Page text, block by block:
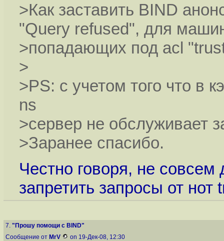
>Как заставить BIND
"Query refused", для
>попадающих под acl
>
>PS: с учетом того что в
ns
>сервер не обслуживает
>Заранее спасибо.
Честно говоря, не
запретить запросы от нот
7. "Прошу помощи с BIND"
Сообщение от MrV on 19-Дек-08, 12:30